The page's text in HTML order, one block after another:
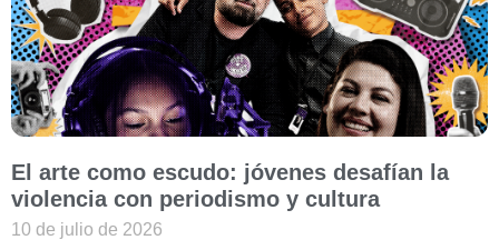
El arte como escudo: jóvenes desafían la
violencia con periodismo y cultura
10 de julio de 2026